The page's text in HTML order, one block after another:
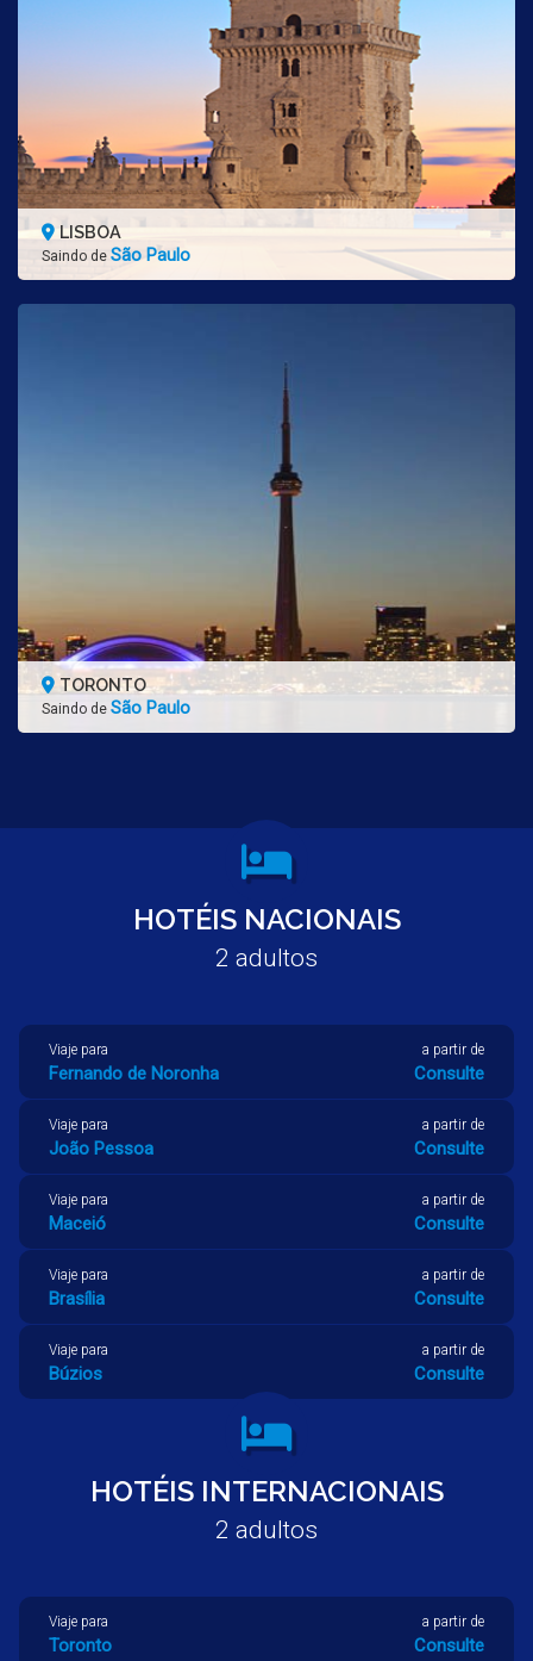
LISBOA
Saindo de São Paulo
TORONTO
Saindo de São Paulo
HOTÉIS NACIONAIS
2 adultos
Viaje para
Fernando de Noronha
a partir de
Consulte
Viaje para
João Pessoa
a partir de
Consulte
Viaje para
Maceió
a partir de
Consulte
Viaje para
Brasília
a partir de
Consulte
Viaje para
Búzios
a partir de
Consulte
Viaje para a partir de
Natal Consulte
Viaje para a partir de
HOTÉIS INTERNACIONAIS
2 adultos
Viaje para
Toronto
a partir de
Consulte